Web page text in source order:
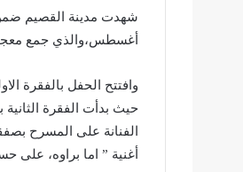
أغسطس،والذي جمع
وافتتح الحفل بالفقرة
حيث بدأت الفقرة
الفنانة على المسرح
أغنية ” اما براوه، على